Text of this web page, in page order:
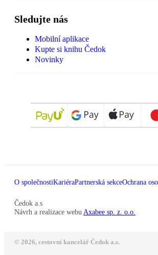
Sledujte nás
Mobilní aplikace
Kupte si knihu Čedok
Novinky
O společnostiKariéraPartnerská sekceOchrana
Čedok a.s
Návrh a realizace webu Axabee sp. z. o.o.
© 2026, cestovní kancelář Čedok a.s.